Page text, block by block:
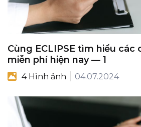
Cùng ECLIPSE tìm hiểu các
miễn phí hiện nay — 1
4 Hình ảnh 04.07.2024